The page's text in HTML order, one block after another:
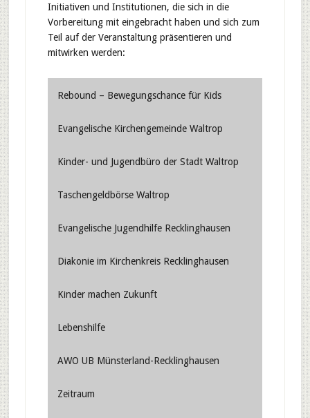
Initiativen und Institutionen, die sich in die
Vorbereitung mit eingebracht haben und sich zum
Teil auf der Veranstaltung präsentieren und
mitwirken werden:
Rebound – Bewegungschance für Kids
Evangelische Kirchengemeinde Waltrop
Kinder- und Jugendbüro der Stadt Waltrop
Taschengeldbörse Waltrop
Evangelische Jugendhilfe Recklinghausen
Diakonie im Kirchenkreis Recklinghausen
Kinder machen Zukunft
Lebenshilfe
AWO UB Münsterland-Recklinghausen
Zeitraum